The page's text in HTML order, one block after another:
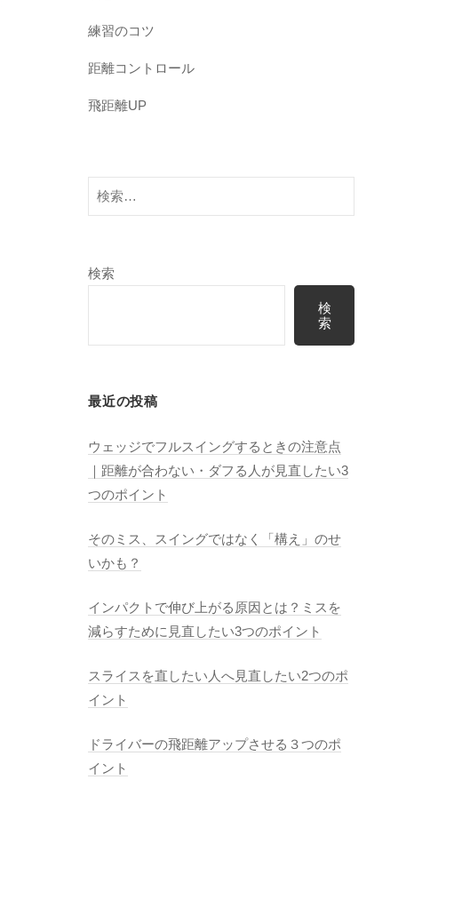
練習のコツ
距離コントロール
飛距離UP
検
索:
検索
検
索
最近の投稿
ウェッジでフルスイングするときの注意点
｜距離が合わない・ダフる人が見直したい3
つのポイント
そのミス、スイングではなく「構え」のせ
いかも？
インパクトで伸び上がる原因とは？ミスを
減らすために見直したい3つのポイント
スライスを直したい人へ見直したい2つのポ
イント
ドライバーの飛距離アップさせる３つのポ
イント